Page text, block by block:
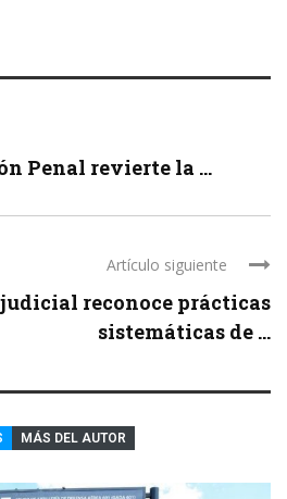
Penal revierte la ...
Artículo siguiente
reconoce prácticas
sistemáticas de ...
MÁS DEL AUTOR